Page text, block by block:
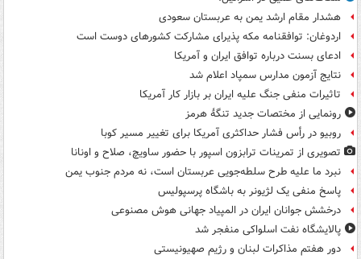
هشدار مقام ارشد یمن به عربستان سعودی
اردوغان: توافقنامه مکه پذیرای مشارکت کشورهای دوست است
ادعای بسنت درباره توافق ایران و آمریکا
نتایج آزمون مدارس سمپاد اعلام شد
تاثیرات منفی جنگ علیه ایران بر بازار کار آمریکا
رونمایی از مختصات جدید تنگۀ هرمز
روبیو در رأس فشار حداکثری آمریکا برای تغییر مسیر کوبا
تصویری از تمرینات ترابزون اسپور با حضور ساویچ، صلاح و اونانا
نبرد ما علیه طرح سلطه‌جویی عربستان است، نه مردم جنوب یمن
پاسخ منفی یک لژیونر به باشگاه پرسپولیس
درخشش جوانان ایران در المپیاد جهانی هوش مصنوعی
پالایشگاه نفت اسلواکی منفجر شد
دور هفتم مذاکرات لبنان و رژیم صهیونیستی